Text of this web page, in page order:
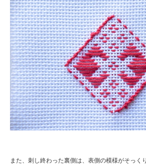
また、刺し終わった裏側は、表側の模様がそっく